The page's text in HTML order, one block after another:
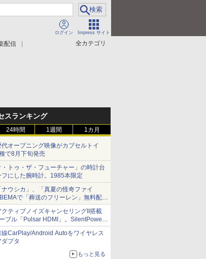
ログイン Impress サイト
全カテゴリ
配信
スランキング
24時間 1週間 1カ月
オープニング映像がカプセルトイ
で8月下旬発売
・トゥ・ザ・フューチャー」の時計台
フにした腕時計。1985本限定
ウシカ」、「真夏の怪奇ファイ
で「葬送のフリーレン」無料配信
の特番・配信情報
ティブノイズキャンセリングII搭載
ブル「Pulsar HDMI」。SilentPower
線CarPlay/Android Autoをワイヤレス
プタ
もっと見る